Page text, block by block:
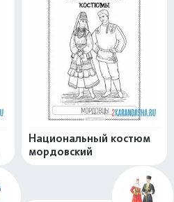
Национальный костюм
мордовский